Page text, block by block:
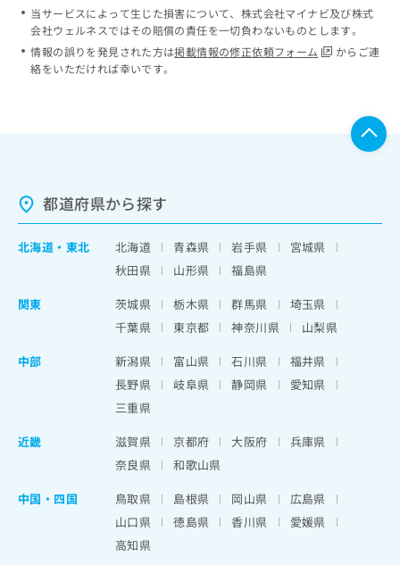
当サービスによって生じた損害について、株式会社マイナビ及び株式
会社ウェルネスではその賠償の責任を一切負わないものとします。
情報の誤りを発見された方は掲載情報の修正依頼フォーム
からご連
絡をいただければ幸いです。
都道府県から探す
北海道 ・ 東北 北海道 青森県 岩手県
宮城県
秋田県
山形県
福島県
関東
茨城県 栃木県 群馬県
埼玉県
千葉県
東京都 神奈川県
山梨県
中部
新潟県 富山県 石川県
福井県
長野県
岐阜県 静岡県
愛知県
三重県
近畿
滋賀県 京都府 大阪府
兵庫県
奈良県
和歌山県
中国・四国
鳥取県 島根県 岡山県
広島県
山口県
徳島県 香川県
愛媛県
高知県